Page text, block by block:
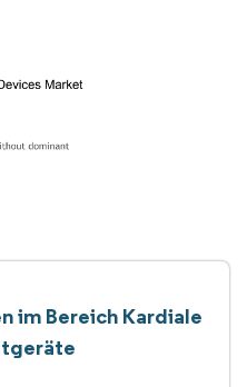
im Bereich Kardiale